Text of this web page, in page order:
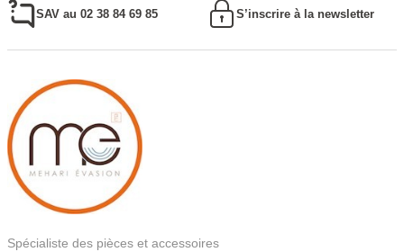
SAV au 02 38 84 69 85 S’inscrire à la newsletter
Spécialiste des pièces et accessoires